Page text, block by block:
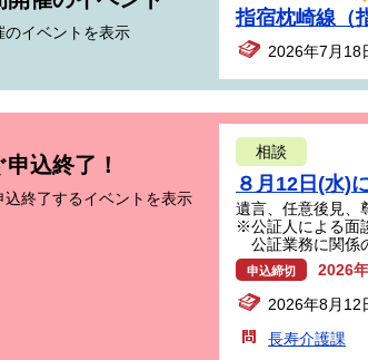
のイベントを表示
指宿枕崎線（
2026年7月18
込終了！
込終了するイベントを表示
相談
８月12日(水)
遺言、任意後見、
※公証人による面
公証業務に関係
申込締切
2026
2026年8月12
長寿介護課